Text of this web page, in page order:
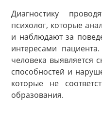
Диагностику
психолог, которые
и наблюдают за
интересами
человека выявляется
способностей и
которые не
образования.